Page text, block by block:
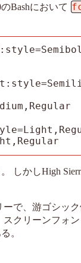
Bashにおいて
しかしHigh
で、游ゴシッ
クリーンフォ
。